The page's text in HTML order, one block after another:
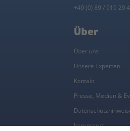
+49 (0) 89 / 919 29
Über
Über uns
Unsere Experten
Kontakt
Presse, Medien &
Impressum